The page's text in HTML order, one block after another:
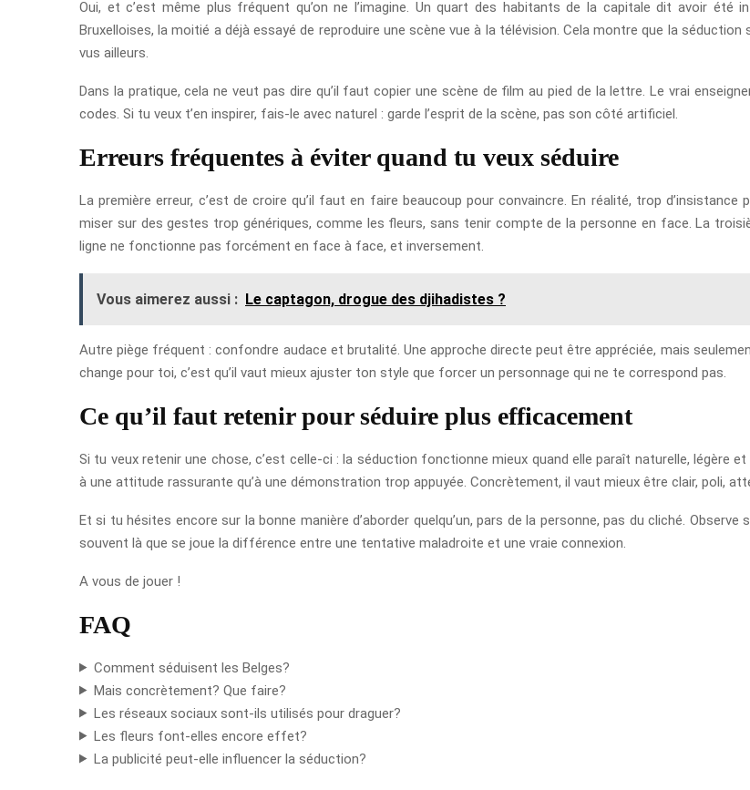
Oui, et c’est même plus fréquent qu’on ne l’imagine. Un quart des habitants de la capitale dit avoir été
Bruxelloises, la moitié a déjà essayé de reproduire une scène vue à la télévision. Cela montre que la
vus ailleurs.
Dans la pratique, cela ne veut pas dire qu’il faut copier une scène de film au pied de la lettre. Le vrai
codes. Si tu veux t’en inspirer, fais-le avec naturel : garde l’esprit de la scène, pas son côté artificiel.
Erreurs fréquentes à éviter quand tu veux séduire
La première erreur, c’est de croire qu’il faut en faire beaucoup pour convaincre. En réalité, trop
miser sur des gestes trop génériques, comme les fleurs, sans tenir compte de la personne en face. La
ligne ne fonctionne pas forcément en face à face, et inversement.
Vous aimerez aussi : Le captagon, drogue des djihadistes ?
Autre piège fréquent : confondre audace et brutalité. Une approche directe peut être appréciée, mais
change pour toi, c’est qu’il vaut mieux ajuster ton style que forcer un personnage qui ne te correspond pas.
Ce qu’il faut retenir pour séduire plus efficacement
Si tu veux retenir une chose, c’est celle-ci : la séduction fonctionne mieux quand elle paraît naturelle, légère
à une attitude rassurante qu’à une démonstration trop appuyée. Concrètement, il vaut mieux être clair, poli,
Et si tu hésites encore sur la bonne manière d’aborder quelqu’un, pars de la personne, pas du cliché.
souvent là que se joue la différence entre une tentative maladroite et une vraie connexion.
A vous de jouer !
FAQ
Comment séduisent les Belges?
Mais concrètement? Que faire?
Les réseaux sociaux sont-ils utilisés pour draguer?
Les fleurs font-elles encore effet?
La publicité peut-elle influencer la séduction?